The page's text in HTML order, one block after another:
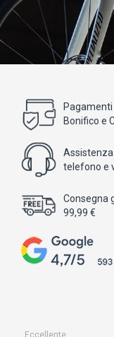
Pagamenti
Bonifico e
telefono e
Consegna
99,99 €
Eccellente